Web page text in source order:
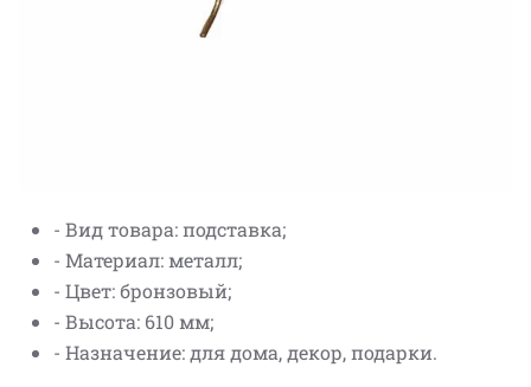
- Вид товара: подставка;
- Материал: металл;
- Цвет: бронзовый;
- Высота: 610 мм;
- Назначение: для дома, декор, подарки.